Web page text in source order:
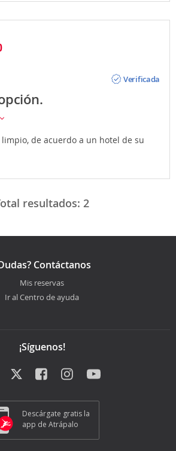
Verificada
de acuerdo a un hotel de su
resultados: 2
Contáctanos
Mis reservas
Ir al Centro de ayuda
¡Síguenos!
Descárgate gratis la
app de Atrápalo